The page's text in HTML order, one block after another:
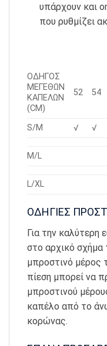
υπάρχουν και
που ρυθμίζει
ΟΔΗΓΟΣ
ΜΕΓΕΘΩΝ
ΚΑΠΕΛΩΝ
(CM)
52 54
S/M √ √
M/L
L/XL
ΟΔΗΓΙΕΣ
Για την καλύτερη
στο αρχικό σχήμα
μπροστινό μέρος
πίεση μπορεί να
μπροστινού
καπέλο από το
κορώνας.